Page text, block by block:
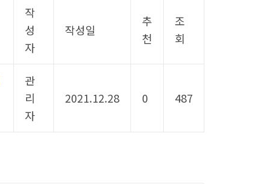
작
성
자
작성일
추
천
조
회
관
리
자
2021.12.28 0 487